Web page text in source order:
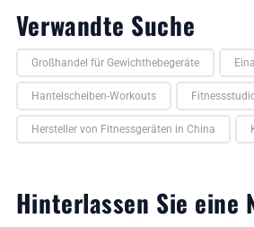
Verwandte Suche
Großhandel für Gewichthebegeräte
Hantelscheiben-Workouts
Hersteller von Fitnessgeräten in China
Hinterlassen Sie eine